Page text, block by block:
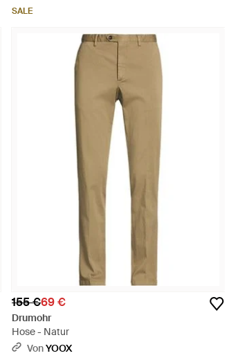
SALE
155 €69 €
Drumohr
Hose - Natur
VonYOOX